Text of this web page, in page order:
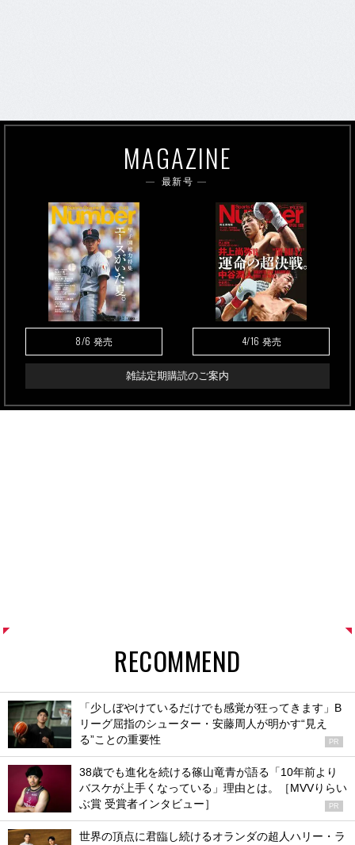
MAGAZINE
最新号
8/6 発売 4/16 発売
雑誌定期購読のご案内
RECOMMEND
「少しぼやけているだけでも感覚が狂ってきます」B
リーグ屈指のシューター・安藤周人が明かす“見え
る”ことの重要性
PR
38歳でも進化を続ける篠山竜青が語る「10年前より
バスケが上手くなっている」理由とは。［MVVりらい
ぶ賞 受賞者インタビュー］
PR
世界の頂点に君臨し続けるオランダの超人ハリー・ラ